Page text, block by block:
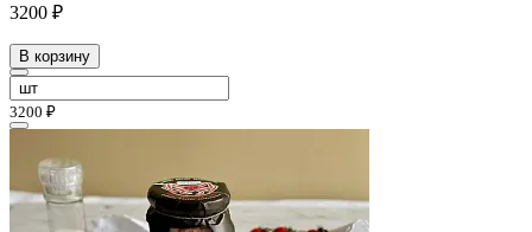
3200 ₽
В корзину
3200 ₽